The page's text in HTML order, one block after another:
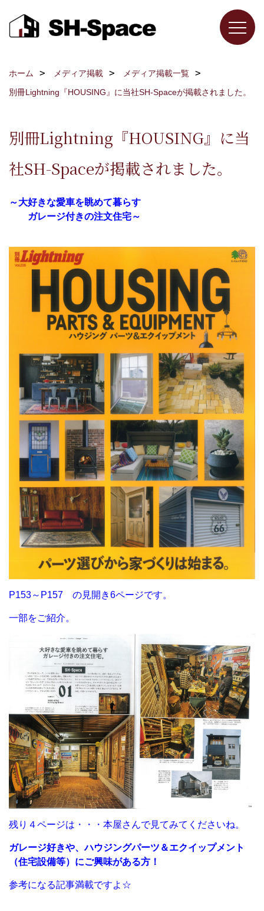
ホーム メディア掲載
メディア掲載一覧
別冊Lightning『HOUSING』に当社SH-Spaceが掲載されました。
別冊Lightning『HOUSING』に当
社SH-Spaceが掲載されました。
～大好きな愛車を眺めて暮らす
ガレージ付きの注文住宅～
P153～P157 の見開き6ページです。
一部をご紹介。
残り４ページは・・・本屋さんで見てみてくださいね。
ガレージ好きや、ハウジングパーツ＆エクイップメント
（住宅設備等）にご興味がある方！
参考になる記事満載ですよ☆